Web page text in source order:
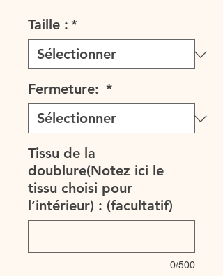
Taille : *
Fermeture: *
Tissu de la
doublure(Notez ici le
tissu choisi pour
l’intérieur) : (facultatif)
0/500